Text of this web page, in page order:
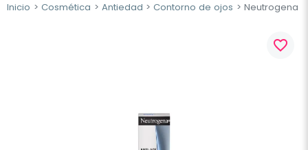
Inicio Cosmética Antiedad Contorno de ojos Neutrogena
favorite_border